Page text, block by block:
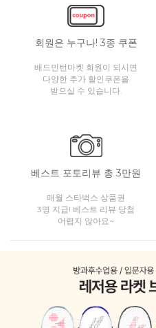
회원은 누구나! 3종 쿠폰
배드민턴마켓 회원이 되시면
다양한 추가 할인쿠폰을
받으실 수 있습니다.
베스트 포토리뷰 총 3만원
매월 스타벅스 상품권
3명 지급! 베스트 리뷰 당첨
어렵지 않아요~